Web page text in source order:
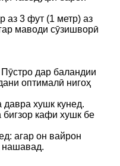
аз 3 фут (1 метр) аз
маводи сӯзишворӣ
дар баландии
оптималӣ нигоҳ
давра хушк кунед.
кафи хушк бе
агар он вайрон
нашавад.